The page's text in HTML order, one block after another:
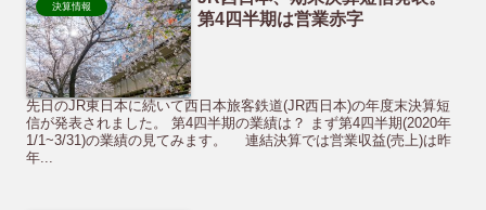
決算情報
第4四半期は営業赤字
先日のJR東日本に続いて西日本旅客鉄道(JR西日本)の年度末決算短
信が発表されました。 第4四半期の業績は？ まず第4四半期(2020年
1/1~3/31)の業績の見てみます。 連結決算では営業収益(売上)は昨
年...